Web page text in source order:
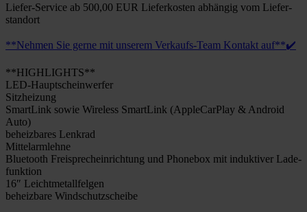
Lie­­fer-Ser­­vice ab 500,00 EUR Lie­fer­kos­ten abhän­gig vom Lie­fer­
stand­ort
**Neh­men Sie ger­ne mit unse­rem Ver­­­kaufs-Team Kon­takt auf**✔️
**HIGHLIGHTS**
LED-Haup­t­­schein­­wer­­fer
Sitz­hei­zung
Smart­Link sowie Wire­less Smart­Link (Apple­Car­Play & Android
Auto)
beheiz­ba­res Lenk­rad
Mit­tel­arm­leh­ne
Blue­tooth Frei­sprech­ein­rich­tung und Phone­box mit induk­ti­ver Lade­
funk­ti­on
16″ Leicht­me­tall­fel­gen
beheiz­ba­re Wind­schutz­schei­be